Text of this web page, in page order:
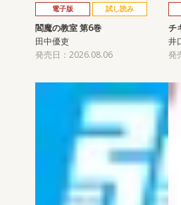
電子版 試し読み
閻魔の教室 第6巻
田中優吏
発売日：2026.08.06
チ
井
発